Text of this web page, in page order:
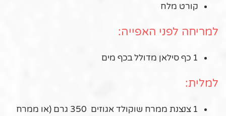
קורט מלח
למריחה לפני האפייה:
1 כף סילאן מדולל בכף מים
למלית:
1 צנצנת ממרח שוקולד אגוזים 350 גרם (או ממרח